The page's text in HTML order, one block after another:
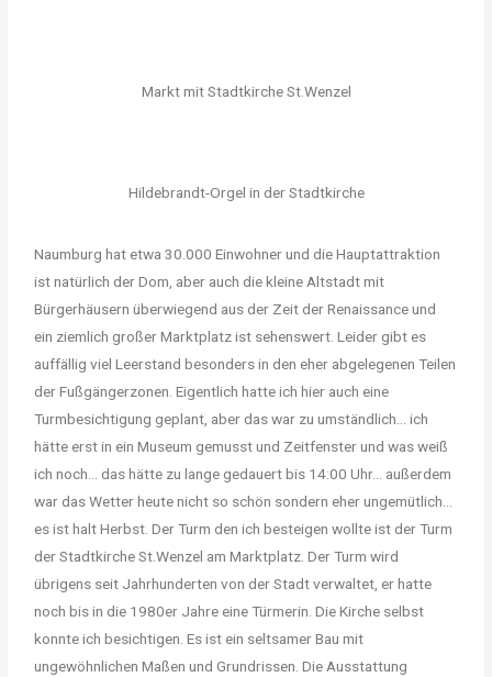
Markt mit Stadtkirche St.Wenzel
Hildebrandt-Orgel in der Stadtkirche
Naumburg hat etwa 30.000 Einwohner und die Hauptattraktion
ist natürlich der Dom, aber auch die kleine Altstadt mit
Bürgerhäusern überwiegend aus der Zeit der Renaissance und
ein ziemlich großer Marktplatz ist sehenswert. Leider gibt es
auffällig viel Leerstand besonders in den eher abgelegenen Teilen
der Fußgängerzonen. Eigentlich hatte ich hier auch eine
Turmbesichtigung geplant, aber das war zu umständlich… ich
hätte erst in ein Museum gemusst und Zeitfenster und was weiß
ich noch… das hätte zu lange gedauert bis 14:00 Uhr… außerdem
war das Wetter heute nicht so schön sondern eher ungemütlich…
es ist halt Herbst. Der Turm den ich besteigen wollte ist der Turm
der Stadtkirche St.Wenzel am Marktplatz. Der Turm wird
übrigens seit Jahrhunderten von der Stadt verwaltet, er hatte
noch bis in die 1980er Jahre eine Türmerin. Die Kirche selbst
konnte ich besichtigen. Es ist ein seltsamer Bau mit
ungewöhnlichen Maßen und Grundrissen. Die Ausstattung